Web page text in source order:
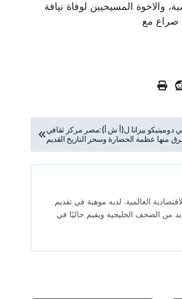
والاخوة المسيحيين لوفاة نيافة
دومينيكو بيزانا ل(أ ش أ):مصر مركز ثقافي
منها عظمة الحضارة وسحر التاريخ القديم
الاقتصادية العالمية. لديه موهبة في تقديم
من الصحف الخليجية ويقيم حاليًا في